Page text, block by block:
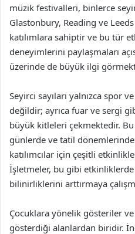
müzik festivalleri, binlerce
Glastonbury, Reading ve
katılımlara sahiptir ve bu tür
deneyimlerini paylaşmaları
üzerinde de büyük ilgi
Seyirci sayıları yalnızca spor
değildir; ayrıca fuar ve sergi
büyük kitleleri çekmektedir.
günlerde ve tatil
katılımcılar için çeşitli
İşletmeler, bu gibi
bilinirliklerini arttırmaya
Çocuklara yönelik gösteriler
gösterdiği alanlardan biridir.